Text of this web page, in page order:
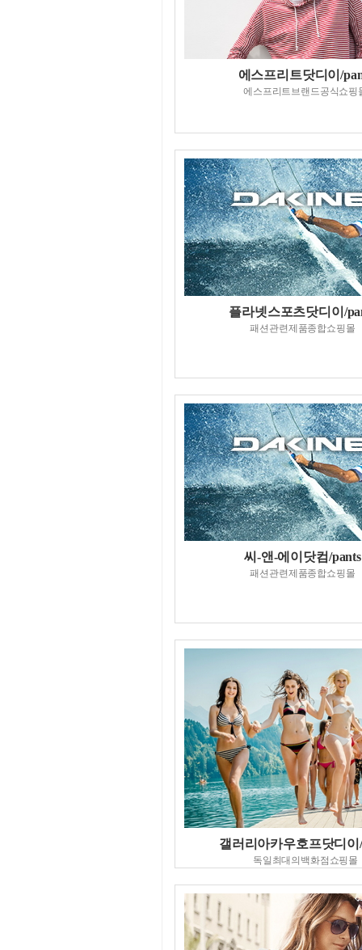
에스프리트닷디이/
에스프리트브랜드공식쇼핑
플라넷스포츠닷디이/
패션관련제품종합쇼핑몰
씨-앤-에이닷컴/pants
패션관련제품종합쇼핑몰
갤러리아카우호프닷디이
독일최대의백화점쇼핑몰